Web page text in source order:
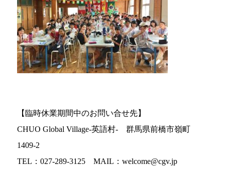
【臨時休業期間中のお問い合せ先】
CHUO Global Village-英語村- 群馬県前橋市嶺町
1409-2
TEL：027-289-3125 MAIL：welcome@cgv.jp